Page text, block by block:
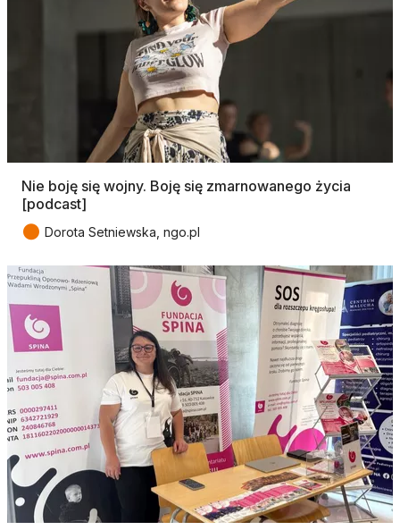
Nie boję się wojny. Boję się zmarnowanego życia
[podcast]
● Dorota Setniewska, ngo.pl